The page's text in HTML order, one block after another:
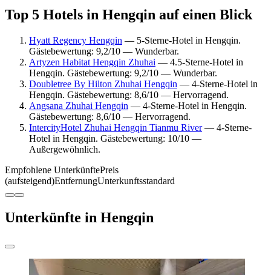
Top 5 Hotels in Hengqin auf einen Blick
Hyatt Regency Hengqin — 5-Sterne-Hotel in Hengqin.
Gästebewertung: 9,2/10 — Wunderbar.
Artyzen Habitat Hengqin Zhuhai — 4.5-Sterne-Hotel in
Hengqin. Gästebewertung: 9,2/10 — Wunderbar.
Doubletree By Hilton Zhuhai Hengqin — 4-Sterne-Hotel in
Hengqin. Gästebewertung: 8,6/10 — Hervorragend.
Angsana Zhuhai Hengqin — 4-Sterne-Hotel in Hengqin.
Gästebewertung: 8,6/10 — Hervorragend.
IntercityHotel Zhuhai Hengqin Tianmu River— 4-Sterne-
Hotel in Hengqin. Gästebewertung: 10/10 —
Außergewöhnlich.
Empfohlene UnterkünftePreis
(aufsteigend)EntfernungUnterkunftsstandard
Unterkünfte in Hengqin